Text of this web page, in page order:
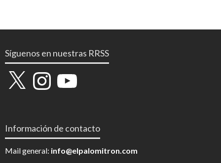
Síguenos en nuestras RRSS
X InstagramYouTube
Información de contacto
Mail general: info@elpalomitron.com